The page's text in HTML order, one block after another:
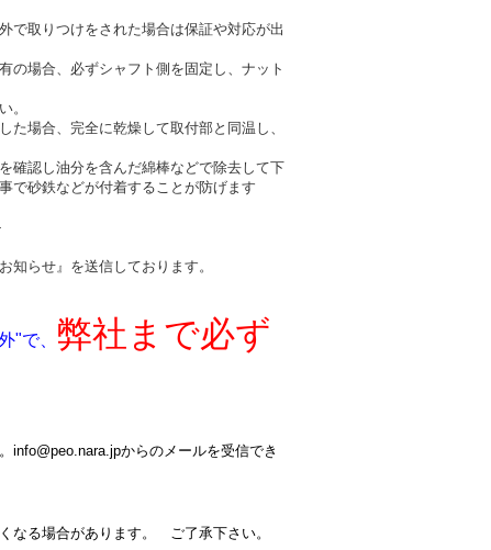
で取りつけをされた場合は保証や対応が出
の場合、必ずシャフト側を固定し、ナット
。
場合、完全に乾燥して取付部と同温し、
確認し油分を含んだ綿棒などで除去して下
で砂鉄などが付着することが防げます
知らせ』を送信しております。
"で、 弊社まで必ず
info@peo.nara.jpからのメールを受信でき
なる場合があります。 ご了承下さい。